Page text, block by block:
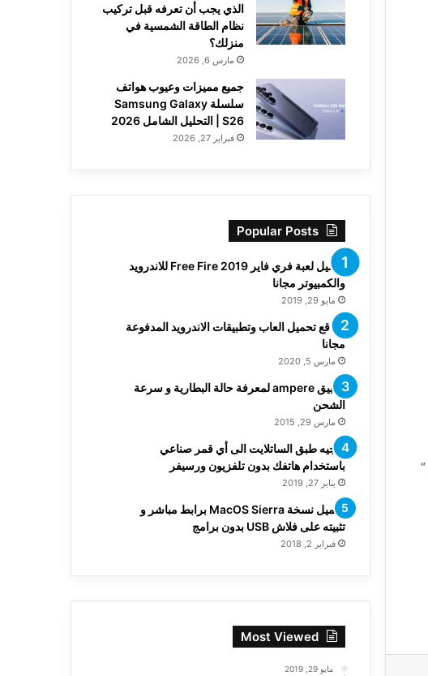
“
الذي يجب أن تعرفه قبل تركيب
نظام الطاقة الشمسية في
منزلك؟
مارس 6, 2026
جميع مميزات وعيوب هواتف
سلسلة Samsung Galaxy
S26 | التحليل الشامل 2026
فبراير 27, 2026
Popular Posts
تحميل لعبة فري فاير Free Fire 2019 للاندرويد
والكمبيوتر مجانا
مايو 29, 2019
مواقع تحميل العاب وتطبيقات الاندرويد المدفوعة
مجانا
مارس 5, 2020
تطبيق ampere لمعرفة حالة البطارية و سرعة
الشحن
مارس 29, 2015
توجيه طبق الساتلايت الى أي قمر صناعي
باستخدام هاتفك بدون تلفزيون ورسيفر
يناير 27, 2019
تحميل نسخة MacOS Sierra برابط مباشر و
تثبيته على فلاش USB بدون برامج
فبراير 2, 2018
Most Viewed
مايو 29, 2019